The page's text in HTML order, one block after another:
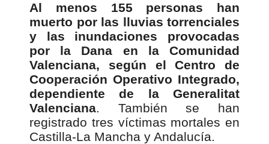
Al menos 155 personas han
muerto por las lluvias torrenciales
y las inundaciones provocadas
por la Dana en la Comunidad
Valenciana, según el Centro de
Cooperación Operativo Integrado,
dependiente de la Generalitat
Valenciana. También se han
registrado tres víctimas mortales en
Castilla-La Mancha y Andalucía.